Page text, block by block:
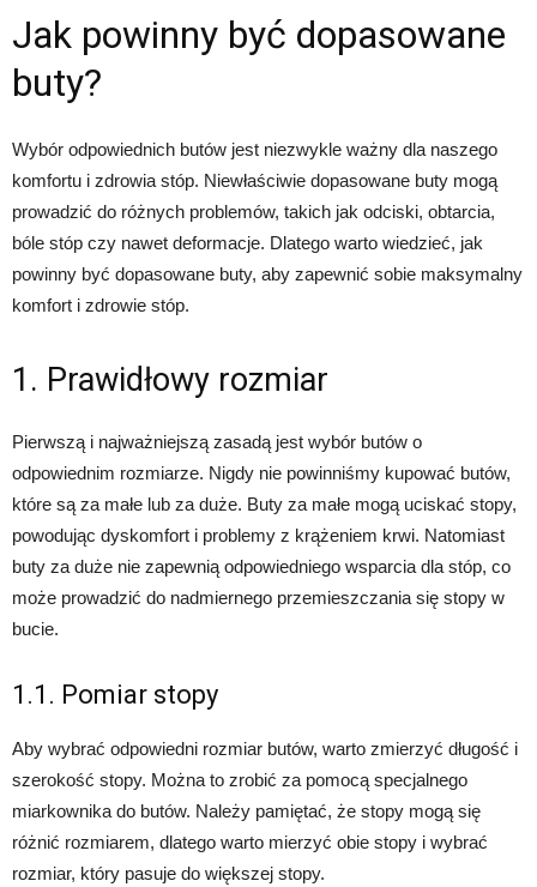
Jak powinny być dopasowane
buty?
Wybór odpowiednich butów jest niezwykle ważny dla naszego
komfortu i zdrowia stóp. Niewłaściwie dopasowane buty mogą
prowadzić do różnych problemów, takich jak odciski, obtarcia,
bóle stóp czy nawet deformacje. Dlatego warto wiedzieć, jak
powinny być dopasowane buty, aby zapewnić sobie maksymalny
komfort i zdrowie stóp.
1. Prawidłowy rozmiar
Pierwszą i najważniejszą zasadą jest wybór butów o
odpowiednim rozmiarze. Nigdy nie powinniśmy kupować butów,
które są za małe lub za duże. Buty za małe mogą uciskać stopy,
powodując dyskomfort i problemy z krążeniem krwi. Natomiast
buty za duże nie zapewnią odpowiedniego wsparcia dla stóp, co
może prowadzić do nadmiernego przemieszczania się stopy w
bucie.
1.1. Pomiar stopy
Aby wybrać odpowiedni rozmiar butów, warto zmierzyć długość i
szerokość stopy. Można to zrobić za pomocą specjalnego
miarkownika do butów. Należy pamiętać, że stopy mogą się
różnić rozmiarem, dlatego warto mierzyć obie stopy i wybrać
rozmiar, który pasuje do większej stopy.